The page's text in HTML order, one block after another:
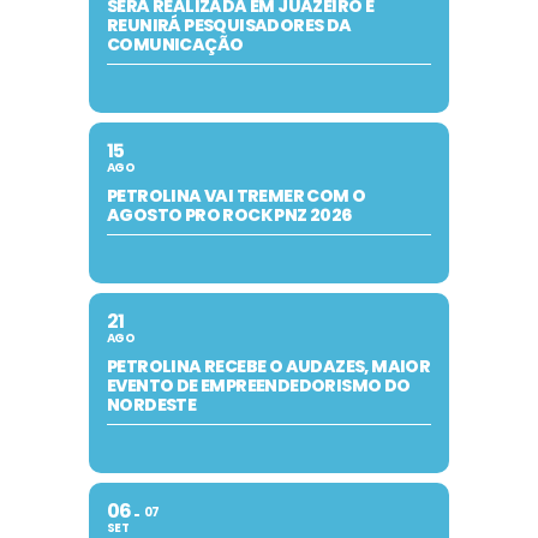
SERÁ REALIZADA EM JUAZEIRO E
REUNIRÁ PESQUISADORES DA
COMUNICAÇÃO
15
AGO
PETROLINA VAI TREMER COM O
AGOSTO PRO ROCK PNZ 2026
21
AGO
PETROLINA RECEBE O AUDAZES, MAIOR
EVENTO DE EMPREENDEDORISMO DO
NORDESTE
06
SET
07